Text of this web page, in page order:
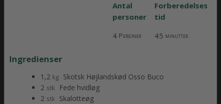
Antal
personer
Forberedelses
tid
4 Personer 45 minutter
Ingredienser
1,2 kg Skotsk Højlandskød Osso Buco
2 stk
Fede hvidløg
2 stk Skalotteøg